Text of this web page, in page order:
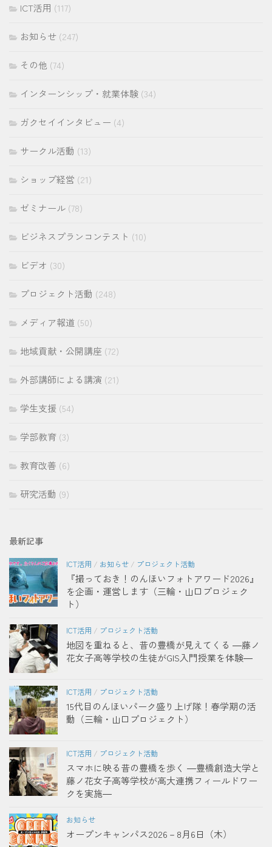
ICT活用 (117)
お知らせ (247)
その他 (74)
インターンシップ・就業体験 (34)
ガクセイインタビュー (4)
サークル活動 (13)
ショップ経営 (21)
ゼミナール (78)
ビジネスプランコンテスト (10)
ビデオ (30)
プロジェクト活動 (248)
メディア報道 (50)
地域貢献・公開講座 (72)
外部講師による講演 (21)
学生支援 (54)
学部教育 (3)
教育改善 (6)
研究活動 (9)
最新記事
ICT活用 / お知らせ / プロジェクト活動
『撮っておき！のんほいフォトアワード2026』
を企画・運営します（三輪・山口プロジェク
ト）
ICT活用 / プロジェクト活動
地図を重ねると、昔の豊橋が見えてくる ―藤ノ
花女子高等学校の生徒がGIS入門授業を体験―
ICT活用 / プロジェクト活動
15代目のんほいパーク盛り上げ隊！春学期の活
動（三輪・山口プロジェクト）
ICT活用 / プロジェクト活動
スマホに映る昔の豊橋を歩く ―豊橋創造大学と
藤ノ花女子高等学校が高大連携フィールドワー
クを実施―
お知らせ
オープンキャンパス2026－8月6日（木）